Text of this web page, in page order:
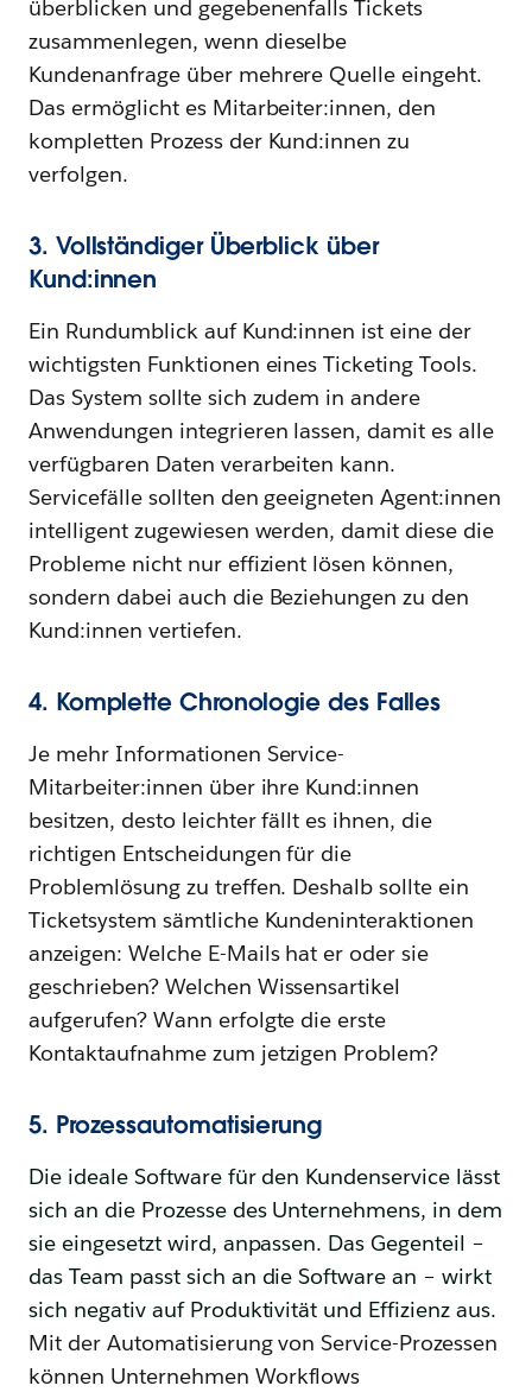
überblicken und gegebenenfalls Tickets
zusammenlegen, wenn dieselbe
Kundenanfrage über mehrere Quelle eingeht.
Das ermöglicht es Mitarbeiter:innen, den
kompletten Prozess der Kund:innen zu
verfolgen.
3. Vollständiger Überblick über
Kund:innen
Ein Rundumblick auf Kund:innen ist eine der
wichtigsten Funktionen eines Ticketing Tools.
Das System sollte sich zudem in andere
Anwendungen integrieren lassen, damit es alle
verfügbaren Daten verarbeiten kann.
Servicefälle sollten den geeigneten Agent:innen
intelligent zugewiesen werden, damit diese die
Probleme nicht nur effizient lösen können,
sondern dabei auch die Beziehungen zu den
Kund:innen vertiefen.
4. Komplette Chronologie des Falles
Je mehr Informationen Service-
Mitarbeiter:innen über ihre Kund:innen
besitzen, desto leichter fällt es ihnen, die
richtigen Entscheidungen für die
Problemlösung zu treffen. Deshalb sollte ein
Ticketsystem sämtliche Kundeninteraktionen
anzeigen: Welche E-Mails hat er oder sie
geschrieben? Welchen Wissensartikel
aufgerufen? Wann erfolgte die erste
Kontaktaufnahme zum jetzigen Problem?
5. Prozessautomatisierung
Die ideale Software für den Kundenservice lässt
sich an die Prozesse des Unternehmens, in dem
sie eingesetzt wird, anpassen. Das Gegenteil –
das Team passt sich an die Software an – wirkt
sich negativ auf Produktivität und Effizienz aus.
Mit der Automatisierung von Service-Prozessen
können Unternehmen Workflows